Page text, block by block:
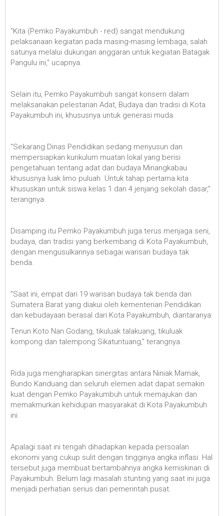
"Kita (Pemko Payakumbuh - red) sangat mendukung
pelaksanaan kegiatan pada masing-masing lembaga, salah
satunya melalui dukungan anggaran untuk kegiatan Batagak
Pangulu ini," ucapnya.
Selain itu, Pemko Payakumbuh sangat konsern dalam
melaksanakan pelestarian Adat, Budaya dan tradisi di Kota
Payakumbuh ini, khususnya untuk generasi muda.
"Sekarang Dinas Pendidikan sedang menyusun dan
mempersiapkan kurikulum muatan lokal yang berisi
pengetahuan tentang adat dan budaya Minangkabau
khususnya luak limo puluah. Untuk tahap pertama kita
khususkan untuk siswa kelas 1 dan 4 jenjang sekolah dasar,"
terangnya.
Disamping itu Pemko Payakumbuh juga terus menjaga seni,
budaya, dan tradisi yang berkembang di Kota Payakumbuh,
dengan mengusulkannya sebagai warisan budaya tak
benda.
"Saat ini, empat dari 19 warisan budaya tak benda dari
Sumatera Barat yang diakui oleh kementerian Pendidikan
dan kebudayaan berasal dari Kota Payakumbuh, diantaranya:
Tenun Koto Nan Godang, tikuluak talakuang, tikuluak
kompong dan talempong Sikatuntuang," terangnya.
Rida juga mengharapkan sinergitas antara Niniak Mamak,
Bundo Kanduang dan seluruh elemen adat dapat semakin
kuat dengan Pemko Payakumbuh untuk memajukan dan
memakmurkan kehidupan masyarakat di Kota Payakumbuh
ini.
Apalagi saat ini tengah dihadapkan kepada persoalan
ekonomi yang cukup sulit dengan tingginya angka inflasi. Hal
tersebut juga membuat bertambahnya angka kemiskinan di
Payakumbuh. Belum lagi masalah stunting yang saat ini juga
menjadi perhatian serius dari pemerintah pusat.